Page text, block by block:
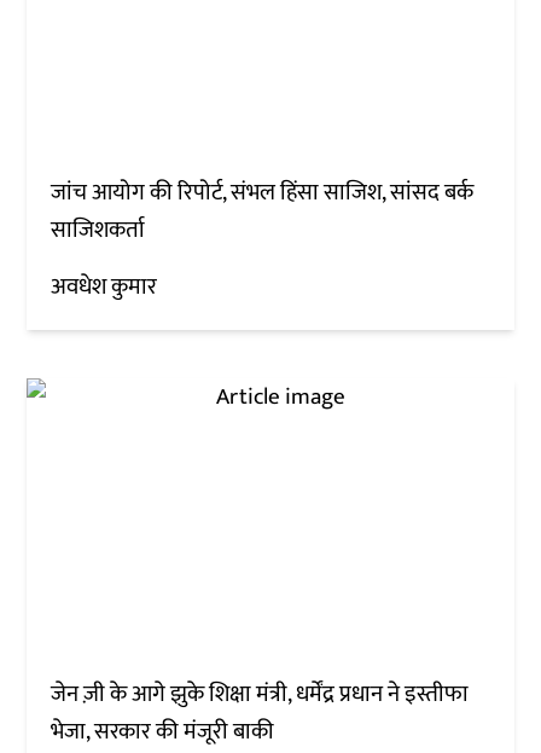
जांच आयोग की रिपोर्ट, संभल हिंसा साजिश, सांसद बर्क
साजिशकर्ता
अवधेश कुमार
जेन ज़ी के आगे झुके शिक्षा मंत्री, धर्मेंद्र प्रधान ने इस्तीफा
भेजा, सरकार की मंजूरी बाकी